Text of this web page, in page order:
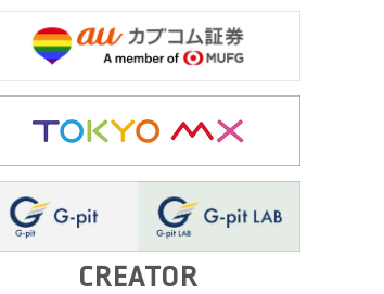
CREATOR